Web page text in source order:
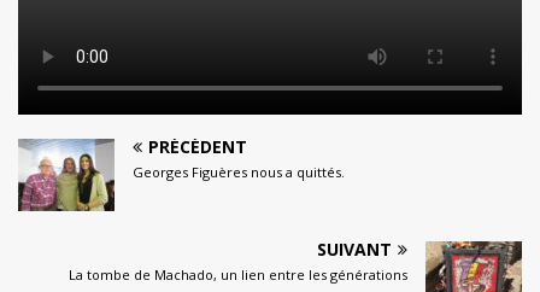
PRÉCÉDENT
Georges Figuères nous a quittés.
SUIVANT
La tombe de Machado, un lien entre les générations